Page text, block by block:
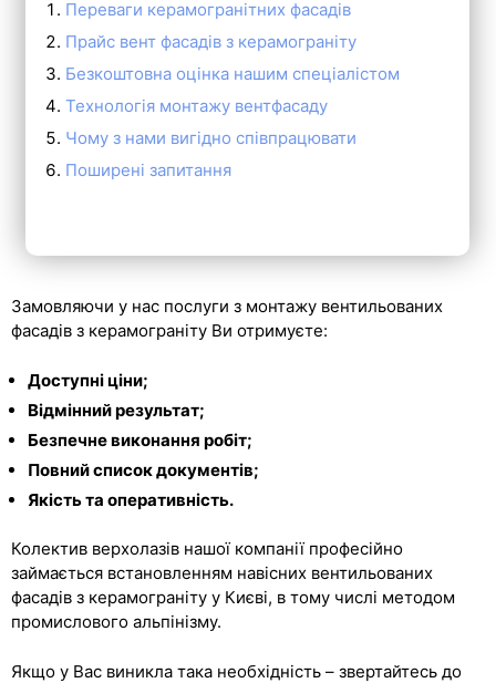
Переваги керамогранітних фасадів
Прайс вент фасадів з керамограніту
Безкоштовна оцінка нашим спеціалістом
Технологія монтажу вентфасаду
Чому з нами вигідно співпрацювати
Поширені запитання
Замовляючи у нас послуги з монтажу вентильованих
фасадів з керамограніту Ви отримуєте:
Доступні ціни;
Відмінний результат;
Безпечне виконання робіт;
Повний список документів;
Якість та оперативність.
Колектив верхолазів нашої компанії професійно
займається встановленням навісних вентильованих
фасадів з керамограніту у Києві, в тому числі методом
промислового альпінізму.
Якщо у Вас виникла така необхідність – звертайтесь до